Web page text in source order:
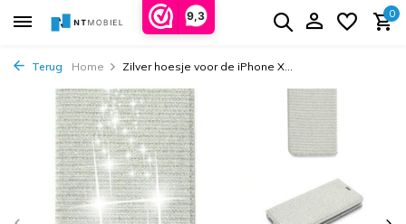
9,3 0
Terug Home Zilver hoesje voor de iPhone X...